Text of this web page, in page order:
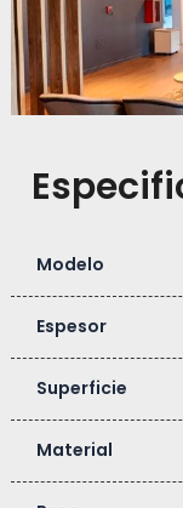
Modelo
Espesor
Superficie
Material